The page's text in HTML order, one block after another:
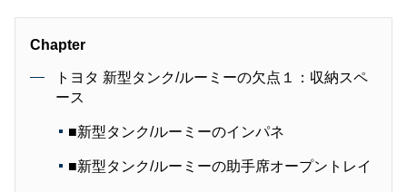
Chapter
トヨタ 新型タンク/ルーミーの欠点１：収納スペ
ース
■新型タンク/ルーミーのインパネ
■新型タンク/ルーミーの助手席オープントレイ